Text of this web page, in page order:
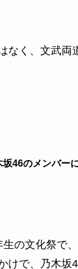
なく、文武両
46のメンバー
の文化祭で
けで、乃木坂